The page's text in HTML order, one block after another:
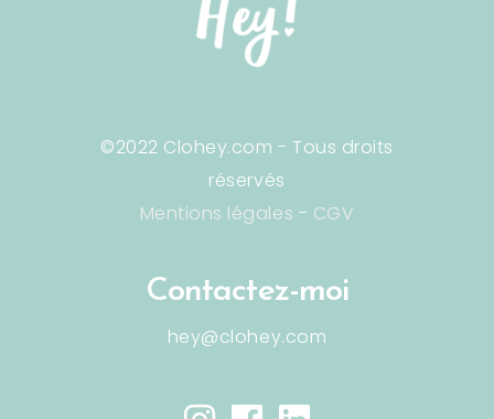
©2022 Clohey.com - Tous droits
réservés
Mentions légales - CGV
Contactez-moi
hey@clohey.com